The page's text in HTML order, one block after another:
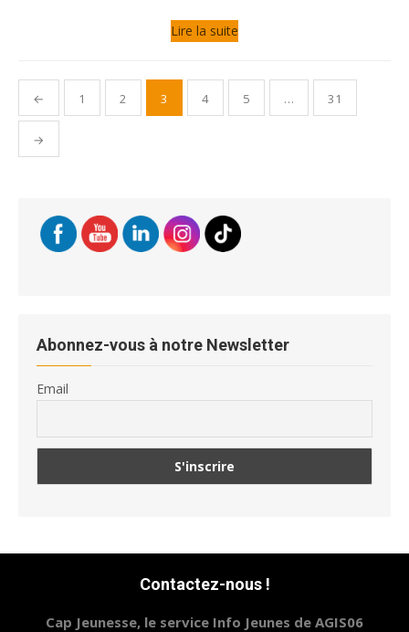
Lire la suite
Pagination
des
publications
← 1 2 3 4 5 … 31
→
Abonnez-vous à notre Newsletter
Email
Contactez-nous !
Cap Jeunesse, le service Info Jeunes de AGIS06